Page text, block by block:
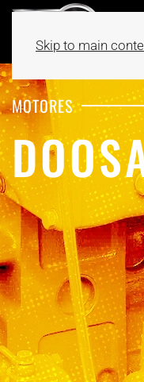
Skip to main
MOTORES